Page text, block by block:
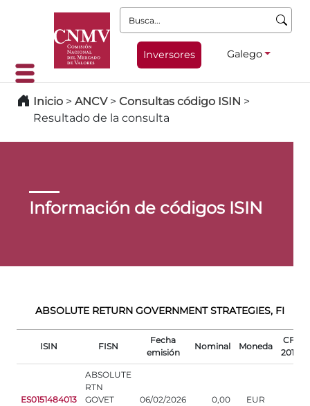
Busca:
Inversores Galego
Inicio > ANCV> Consultas código ISIN >
Resultado de la consulta
Información de códigos ISIN
ABSOLUTE RETURN GOVERNMENT STRATEGIES, FI
ISIN FISN
Fecha
emisión
Nominal Moneda
CFI
2015
ES0151484013
ABSOLUTE
RTN
GOVET
06/02/2026 0,00 EUR